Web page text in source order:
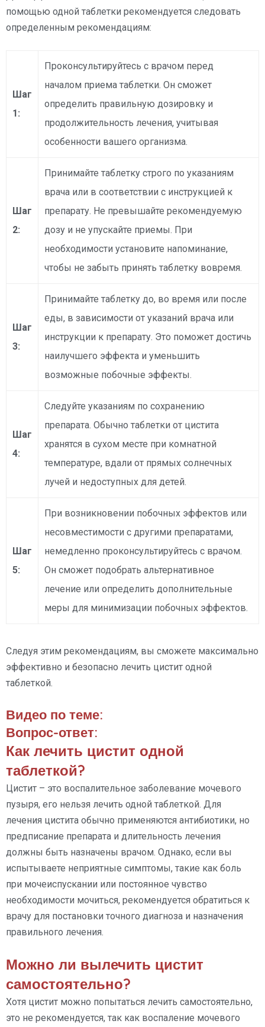
помощью одной таблетки рекомендуется следовать
определенным рекомендациям:
Шаг
1:
Проконсультируйтесь с врачом перед
началом приема таблетки. Он сможет
определить правильную дозировку и
продолжительность лечения, учитывая
особенности вашего организма.
Шаг
2:
Принимайте таблетку строго по указаниям
врача или в соответствии с инструкцией к
препарату. Не превышайте рекомендуемую
дозу и не упускайте приемы. При
необходимости установите напоминание,
чтобы не забыть принять таблетку вовремя.
Шаг
3:
Принимайте таблетку до, во время или после
еды, в зависимости от указаний врача или
инструкции к препарату. Это поможет достичь
наилучшего эффекта и уменьшить
возможные побочные эффекты.
Шаг
4:
Следуйте указаниям по сохранению
препарата. Обычно таблетки от цистита
хранятся в сухом месте при комнатной
температуре, вдали от прямых солнечных
лучей и недоступных для детей.
Шаг
5:
При возникновении побочных эффектов или
несовместимости с другими препаратами,
немедленно проконсультируйтесь с врачом.
Он сможет подобрать альтернативное
лечение или определить дополнительные
меры для минимизации побочных эффектов.
Следуя этим рекомендациям, вы сможете максимально
эффективно и безопасно лечить цистит одной
таблеткой.
Видео по теме:
Вопрос-ответ:
Как лечить цистит одной
таблеткой?
Цистит – это воспалительное заболевание мочевого
пузыря, его нельзя лечить одной таблеткой. Для
лечения цистита обычно применяются антибиотики, но
предписание препарата и длительность лечения
должны быть назначены врачом. Однако, если вы
испытываете неприятные симптомы, такие как боль
при мочеиспускании или постоянное чувство
необходимости мочиться, рекомендуется обратиться к
врачу для постановки точного диагноза и назначения
правильного лечения.
Можно ли вылечить цистит
самостоятельно?
Хотя цистит можно попытаться лечить самостоятельно,
это не рекомендуется, так как воспаление мочевого